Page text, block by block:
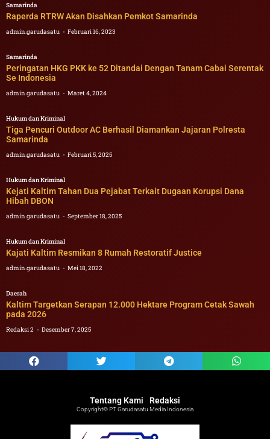
Samarinda
Raperda RTRW Akan Disahkan Pemkot Samarinda
admin.garudasatu Februari 16, 2023
Samarinda
Peringatan HKG PKK ke 52 Ditandai Dengan Tanam Cabai Serentak
Se Indonesia
admin.garudasatu Maret 4, 2024
Hukum dan Kriminal
Tiga Pencuri Outdoor AC Berhasil Diamankan Jajaran Polresta
Samarinda
admin.garudasatu Februari 5, 2025
Hukum dan Kriminal
Kejati Kaltim Tahan Dua Pejabat Terkait Dugaan Korupsi Dana
Hibah DBON
admin.garudasatu September 18, 2025
Hukum dan Kriminal
Kajati Kaltim Resmikan 8 Rumah Restoratif Justice
admin.garudasatu Mei 18, 2022
Daerah
Kaltim Targetkan Serapan 12.000 Hektare Program Cetak Sawah
pada 2026
Redaksi 2 Desember 7, 2025
Tentang Kami Redaksi
Copyright© PT Garudasatu Media Indonesia